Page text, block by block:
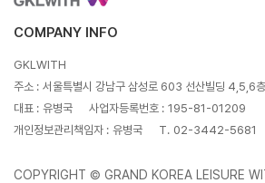
COMPANY INFO
GKLWITH
주소 : 서울특별시 강남구 삼성로 603 선산빌딩 4,5,6
대표 : 유병국 사업자등록번호 : 195-81-01209
개인정보관리책임자 : 유병국 T. 02-3442-5681
COPYRIGHT © GRAND KOREA LEISURE